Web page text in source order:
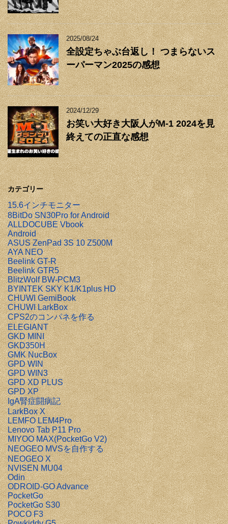
2025/08/24
全設定ちゃぶ台返し！ つまらないス
ーパーマン2025の感想
2024/12/29
お笑い大好き大阪人がM-1 2024を見
終えての正直な感想
カテゴリー
15.6インチモニター
8BitDo SN30Pro for Android
ALLDOCUBE Vbook
Android
ASUS ZenPad 3S 10 Z500M
AYA NEO
Beelink GT-R
Beelink GTR5
BlitzWolf BW-PCM3
BYINTEK SKY K1/K1plus HD
CHUWI GemiBook
CHUWI LarkBox
CPS2のコンパネを作る
ELEGIANT
GKD MINI
GKD350H
GMK NucBox
GPD WIN
GPD WIN3
GPD XD PLUS
GPD XP
IgA腎症闘病記
LarkBox X
LEMFO LEM4Pro
Lenovo Tab P11 Pro
MIYOO MAX(PocketGo V2)
NEOGEO MVSを自作する
NEOGEO X
NVISEN MU04
Odin
ODROID-GO Advance
PocketGo
PocketGo S30
POCO F3